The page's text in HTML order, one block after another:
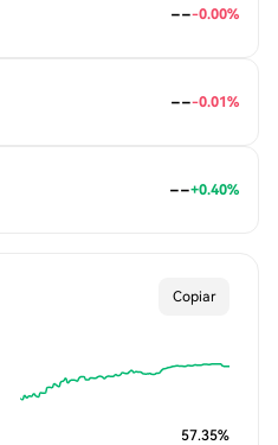
---0.00%
---0.01%
--+0.40%
Copiar
57.35%